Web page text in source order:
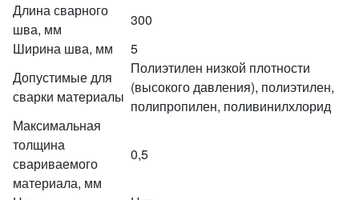
Длина сварного
шва, мм
300
Ширина шва, мм
5
Допустимые для
сварки материалы
Полиэтилен низкой плотности
(высокого давления), полиэтилен,
полипропилен, поливинилхлорид
Максимальная
толщина
свариваемого
материала, мм
0,5